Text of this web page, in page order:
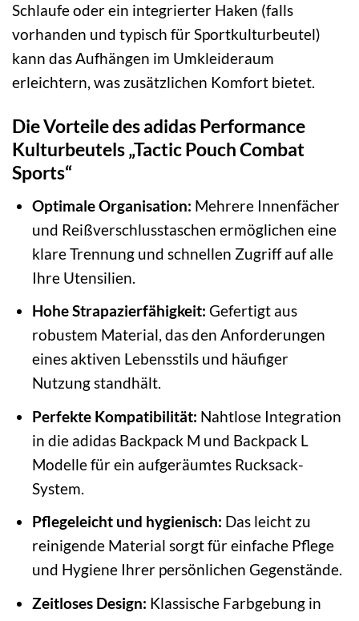
Schlaufe oder ein integrierter Haken (falls
vorhanden und typisch für Sportkulturbeutel)
kann das Aufhängen im Umkleideraum
erleichtern, was zusätzlichen Komfort bietet.
Die Vorteile des adidas Performance
Kulturbeutels „Tactic Pouch Combat
Sports“
Optimale Organisation: Mehrere Innenfächer
und Reißverschlusstaschen ermöglichen eine
klare Trennung und schnellen Zugriff auf alle
Ihre Utensilien.
Hohe Strapazierfähigkeit: Gefertigt aus
robustem Material, das den Anforderungen
eines aktiven Lebensstils und häufiger
Nutzung standhält.
Perfekte Kompatibilität: Nahtlose Integration
in die adidas Backpack M und Backpack L
Modelle für ein aufgeräumtes Rucksack-
System.
Pflegeleicht und hygienisch: Das leicht zu
reinigende Material sorgt für einfache Pflege
und Hygiene Ihrer persönlichen Gegenstände.
Zeitloses Design: Klassische Farbgebung in